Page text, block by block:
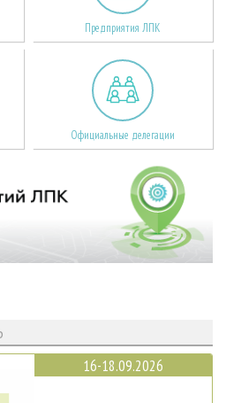
Предприятия ЛПК
Официальные делегации
16-18.09.2026